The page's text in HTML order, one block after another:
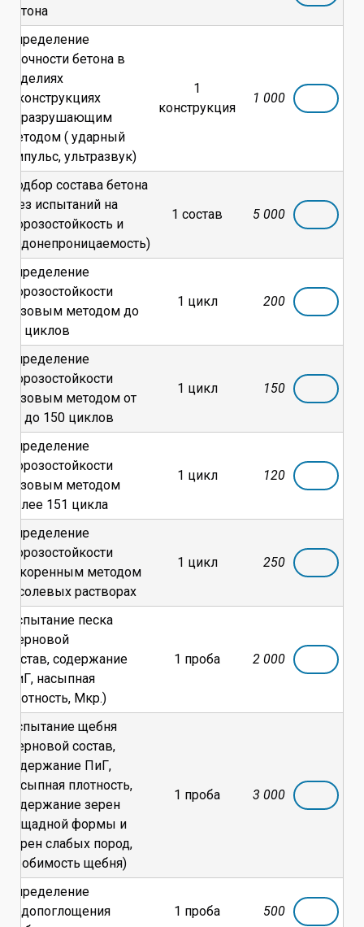
бетона
Определение
прочности бетона в
изделиях
и конструкциях
неразрушающим
методом ( ударный
импульс, ультразвук)
1
конструкция
1 000
Подбор состава бетона
(без испытаний на
морозостойкость и
водонепроницаемость)
1 состав 5 000
Определение
морозостойкости
базовым методом до
50 циклов
1 цикл 200
Определение
морозостойкости
базовым методом от
51 до 150 циклов
1 цикл 150
Определение
морозостойкости
базовым методом
более 151 цикла
1 цикл 120
Определение
морозостойкости
ускоренным методом
в солевых растворах
1 цикл 250
Испытание песка
(зерновой
состав, содержание
ПиГ, насыпная
плотность, Мкр.)
1 проба 2 000
Испытание щебня
(зерновой состав,
содержание ПиГ,
насыпная плотность,
содержание зерен
лещадной формы и
зерен слабых пород,
дробимость щебня)
1 проба 3 000
Определение
водопоглощения
1 проба 500